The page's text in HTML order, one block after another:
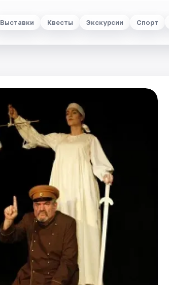
Выставки Квесты Экскурсии Спорт